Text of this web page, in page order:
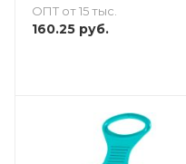
ОПТ от 15 тыс.
160.25 руб.